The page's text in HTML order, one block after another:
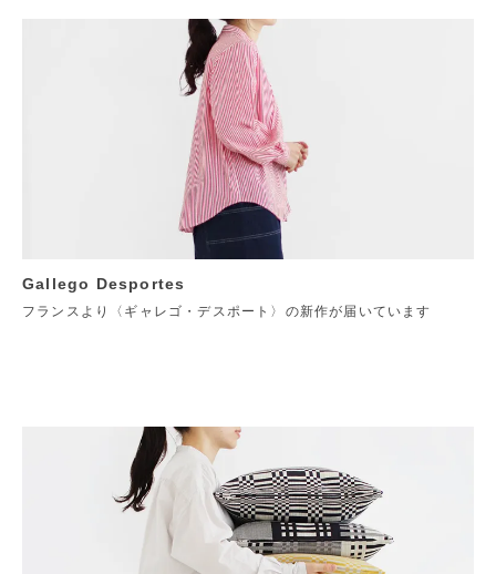
Gallego Desportes
フランスより〈ギャレゴ・デスポート〉の新作が届いています